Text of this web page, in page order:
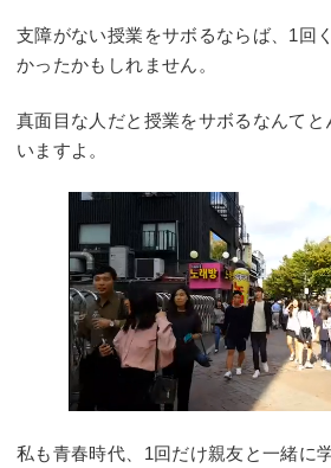
支障がない授業をサボるならば、1回
かったかもしれません。
真面目な人だと授業をサボるなんてと
いますよ。
私も青春時代、1回だけ親友と一緒に